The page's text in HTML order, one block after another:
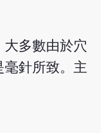
多數由於穴
毫針所致。主